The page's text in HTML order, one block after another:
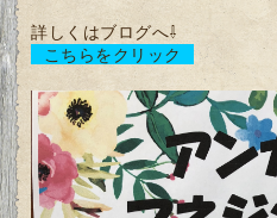
詳しくはブログへ⇩
こちらをクリック